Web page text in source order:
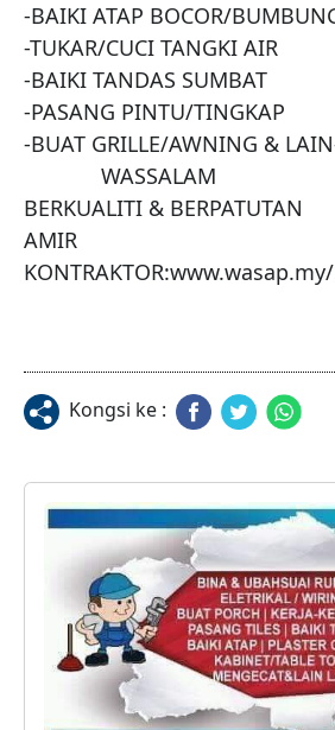
-BAIKI ATAP BOCOR/
-TUKAR/CUCI TANGKI AIR
-BAIKI TANDAS SUMBAT
-PASANG PINTU/TINGKAP
-BUAT GRILLE/AWNING &
BERKUALITI & BERPATUTAN
AMIR
Kongsi ke :